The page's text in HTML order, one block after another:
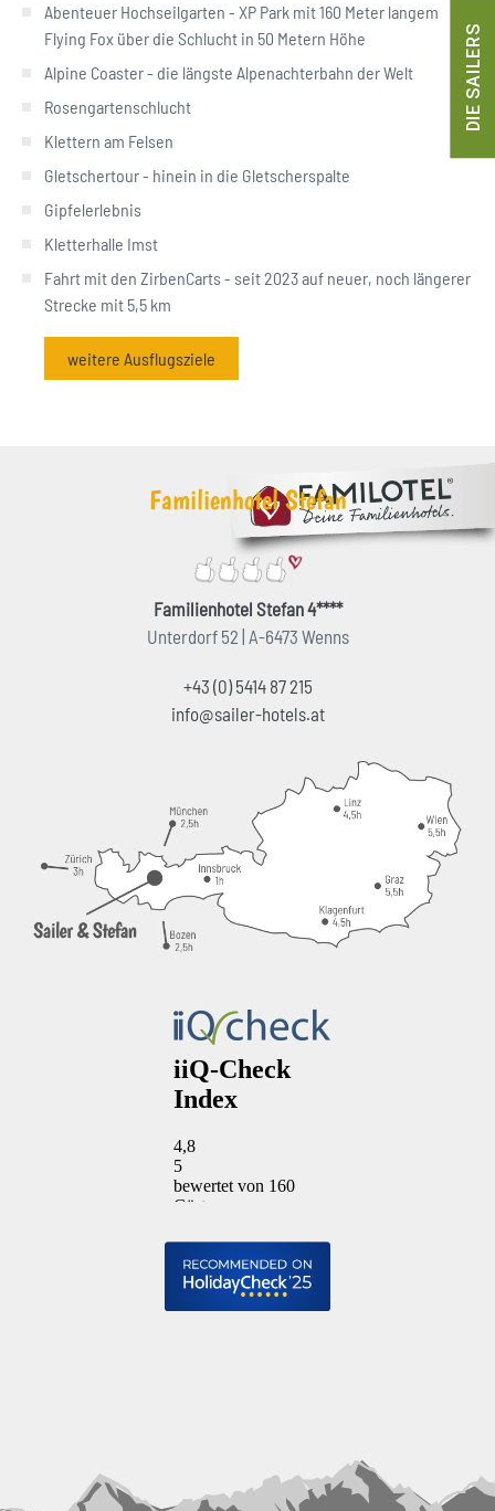
Abenteuer Hochseilgarten - XP Park mit 160 Meter langem
Flying Fox über die Schlucht in 50 Metern Höhe
Alpine Coaster - die längste Alpenachterbahn der Welt
Rosengartenschlucht
Klettern am Felsen
Gletschertour - hinein in die Gletscherspalte
Gipfelerlebnis
Kletterhalle Imst
Fahrt mit den ZirbenCarts - seit 2023 auf neuer, noch längerer
Strecke mit 5,5 km
weitere Ausflugsziele
Familienhotel Stefan
Familienhotel Stefan 4****
Unterdorf 52 | A-6473 Wenns
+43 (0) 5414 87 215
info@sailer-hotels.at
DIE SAILERS